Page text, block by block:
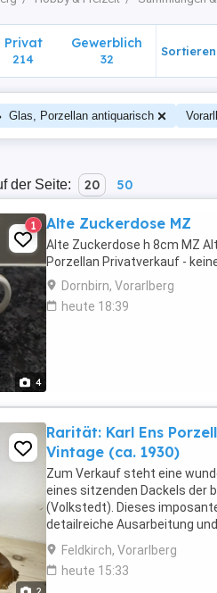
Privat
214
Gewerblich
32
Glas, Porzellan antiquarisch
der Seite: 20 50
4
1 Alte Zuckerdose MZ
Alte Zuckerdose h 8cm MZ
Porzellan Privatverkauf -
Dornbirn, Vorarlberg
heute 18:39
Rarität: Karl Ens
Vintage (ca. 1930)
Zum Verkauf steht eine
eines sitzenden Dackels der
(Volkstedt). Dieses
detailreiche Ausarbeitung
Unterglasurbemalung in
makellos ...
Feldkirch, Vorarlberg
heute 15:33